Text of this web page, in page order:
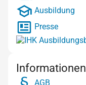
Ausbildung
Presse
Informationen
AGB